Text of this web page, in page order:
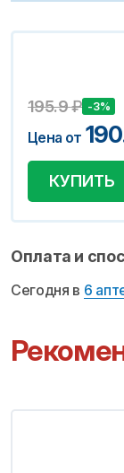
195.9₽ -3%
Цена от
КУПИТЬ
Оплата и
Сегодня в 6